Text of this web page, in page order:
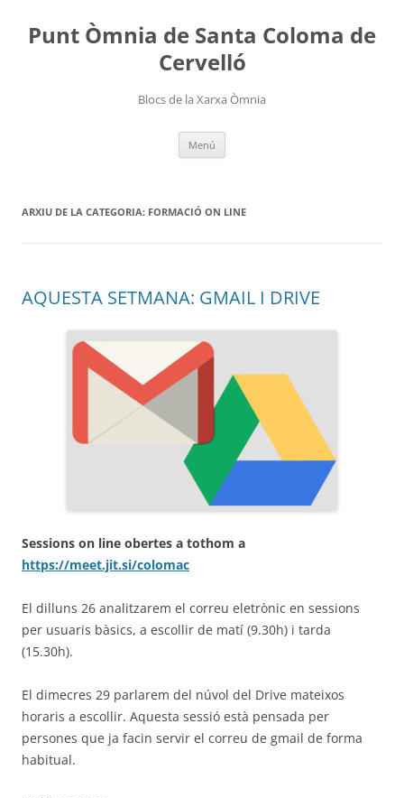
Punt Òmnia de Santa Coloma de
Cervelló
Blocs de la Xarxa Òmnia
Menú
ARXIU DE LA CATEGORIA: FORMACIÓ ON LINE
AQUESTA SETMANA: GMAIL I DRIVE
Sessions on line obertes a tothom a
https://meet.jit.si/colomac
El dilluns 26 analitzarem el correu eletrònic en sessions
per usuaris bàsics, a escollir de matí (9.30h) i tarda
(15.30h).
El dimecres 29 parlarem del núvol del Drive mateixos
horaris a escollir. Aquesta sessió està pensada per
persones que ja facin servir el correu de gmail de forma
habitual.